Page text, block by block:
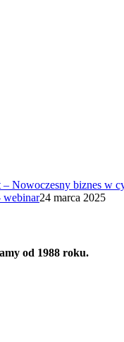
Nowoczesny biznes w
webinar24 marca 2025
od 1988 roku.